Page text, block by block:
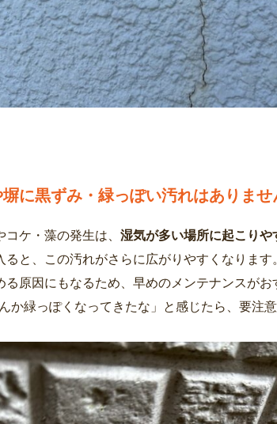
に黒ずみ・緑っぽい汚れはありませ
コケ・藻の発生は、 湿気が多い場所に起こりや
ると、この汚れがさらに広がりやすくなりま
る原因にもなるため、早めのメンテナンスがお
か緑っぽくなってきたな」と感じたら、要注意